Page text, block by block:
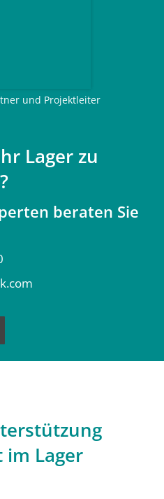
und Projektleiter
Lager zu
beraten Sie
im Lager